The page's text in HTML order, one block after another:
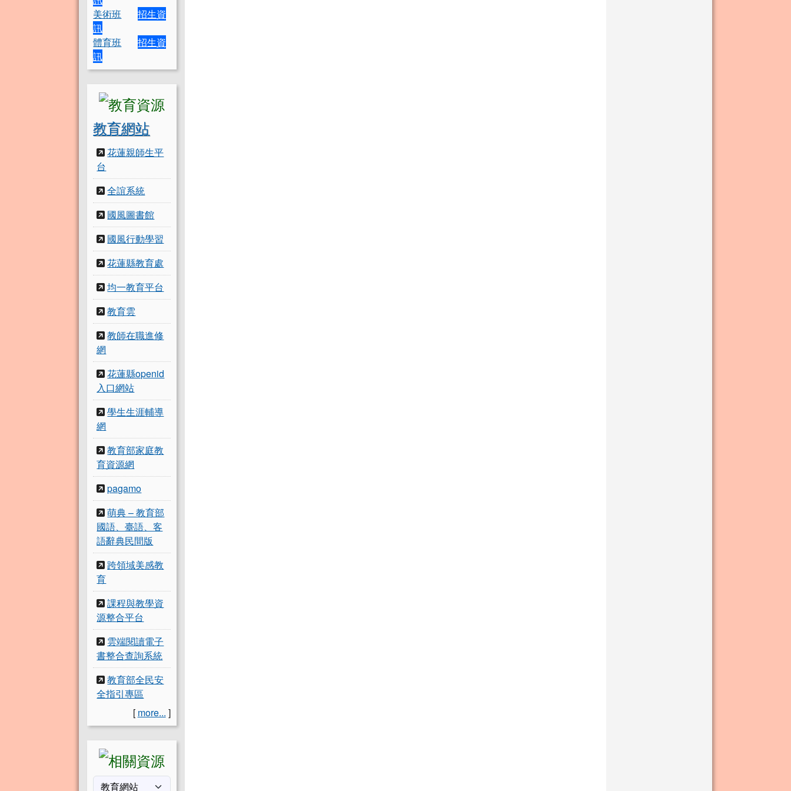
美術班
招生資
訊
體育班
招生資
訊
教育網站
花蓮親師生平
台
全誼系統
國風圖書館
國風行動學習
花蓮縣教育處
均一教育平台
教育雲
教師在職進修
網
花蓮縣openid
入口網站
學生生涯輔導
網
教育部家庭教
育資源網
pagamo
萌典 – 教育部
國語、臺語、客
語辭典民間版
跨領域美感教
育
課程與教學資
源整合平台
雲端閱讀電子
書整合查詢系統
教育部全民安
全指引專區
[ more... ]